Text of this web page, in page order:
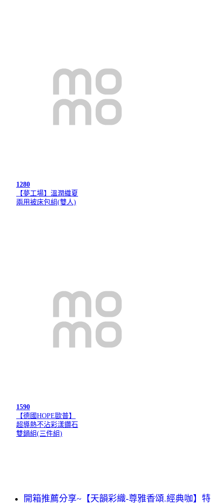
1280
【夢工場】溫潤織夏
兩用被床包組(雙人)
1590
【德國HOPE歐普】
超導熱不沾彩漾鑽石
雙鍋組(三件組)
開箱推薦分享~【天韻彩織-尊雅香頌.經典咖】特